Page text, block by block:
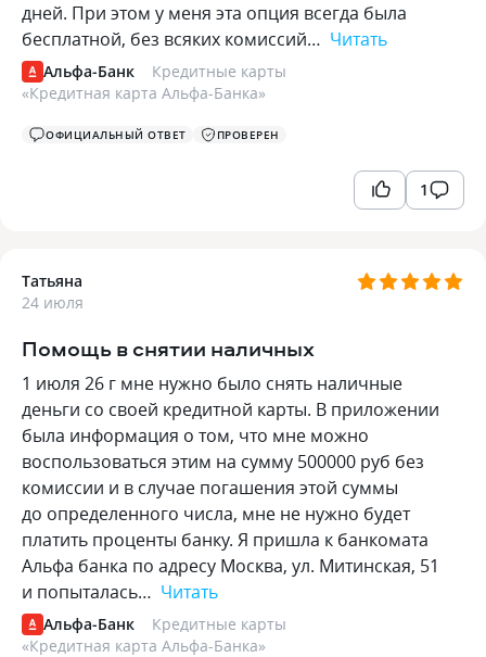
дней. При этом у меня эта опция всегда была
бесплатной, без всяких комиссий… Читать
Альфа-Банк
Кредитные карты
«Кредитная карта Альфа-Банка»
ОФИЦИАЛЬНЫЙ ОТВЕТ ПРОВЕРЕН
1
Татьяна
24 июля
Помощь в снятии наличных
1 июля 26 г мне нужно было снять наличные
деньги со своей кредитной карты. В приложении
была информация о том, что мне можно
воспользоваться этим на сумму 500000 руб без
комиссии и в случае погашения этой суммы
до определенного числа, мне не нужно будет
платить проценты банку. Я пришла к банкомата
Альфа банка по адресу Москва, ул. Митинская, 51
и попыталась… Читать
Альфа-Банк
Кредитные карты
«Кредитная карта Альфа-Банка»